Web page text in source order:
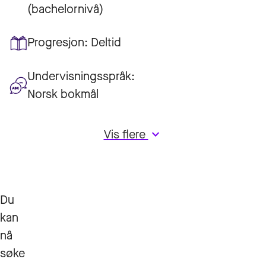
(bachelornivå)
Progresjon: Deltid
Undervisningsspråk:
Norsk bokmål
Vis flerekeyboard_arrow_down
Du
kan
nå
søke